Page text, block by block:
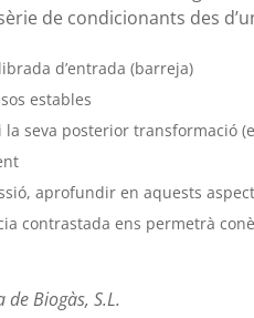
de condicionants des
d’entrada (barreja)
estables
seva posterior transformació
aprofundir en aquests
contrastada ens permetrà
Biogàs, S.L.